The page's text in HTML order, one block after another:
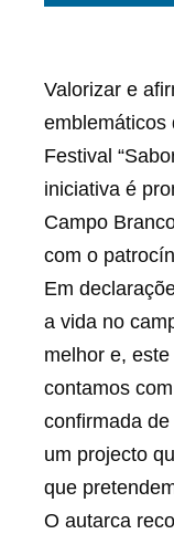
Valorizar e
emblemáticos
Festival
iniciativa é
Campo
com o
Em
a vida no
melhor e,
contamos
confirmada
um projecto
que
O autarca